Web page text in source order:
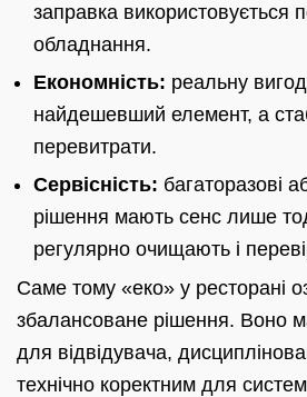
заправка використовується
обладнання.
Економність: реальну
найдешевший елемент, а
перевитрати.
Сервісність: багаторазові
рішення мають сенс лише
регулярно очищають і
Саме тому «еко» у ресторані
збалансоване рішення. Воно
для відвідувача,
технічно коректним для